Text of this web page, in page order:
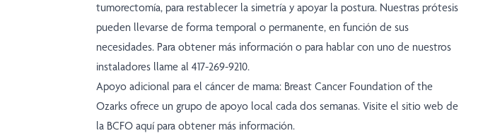
tumorectomía, para restablecer la simetría y apoyar la postura. Nuestras prótesis
pueden llevarse de forma temporal o permanente, en función de sus
necesidades. Para obtener más información o para hablar con uno de nuestros
instaladores llame al 417-269-9210.
Apoyo adicional para el cáncer de mama: Breast Cancer Foundation of the
Ozarks ofrece un grupo de apoyo local cada dos semanas. Visite el sitio web de
la BCFO aquí para obtener más información.